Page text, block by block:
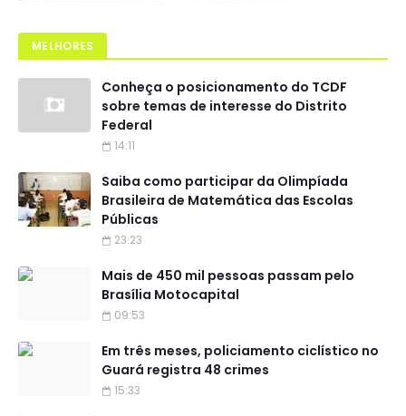
MELHORES
Conheça o posicionamento do TCDF
sobre temas de interesse do Distrito
Federal
14:11
Saiba como participar da Olimpíada
Brasileira de Matemática das Escolas
Públicas
23:23
Mais de 450 mil pessoas passam pelo
Brasília Motocapital
09:53
Em três meses, policiamento ciclístico no
Guará registra 48 crimes
15:33